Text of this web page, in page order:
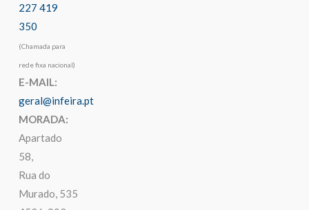
227 419
350
(Chamada para
rede fixa nacional)
E-MAIL:
geral@infeira.pt
MORADA:
Apartado
58,
Rua do
Murado, 535